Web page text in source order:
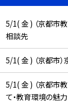
5/1( 金 ) （京都市
相談先
5/1( 金 ) （京都市
5/1( 金 ) （京都市
て・教育環境の魅